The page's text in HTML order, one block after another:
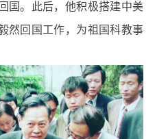
国。此后，他积极搭建中美
然回国工作，为祖国科教事